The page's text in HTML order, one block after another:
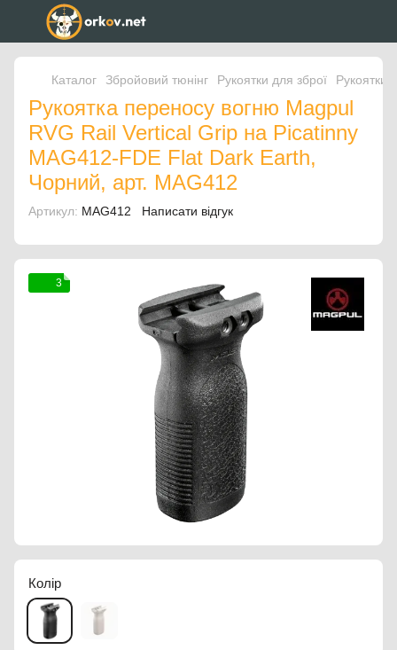
Каталог Збройовий тюнінг Рукоятки для зброї Рукоятки
Рукоятка переносу вогню Magpul
RVG Rail Vertical Grip на Picatinny
MAG412-FDE Flat Dark Earth,
Чорний, арт. MAG412
Артикул: MAG412 Написати відгук
3
Колір